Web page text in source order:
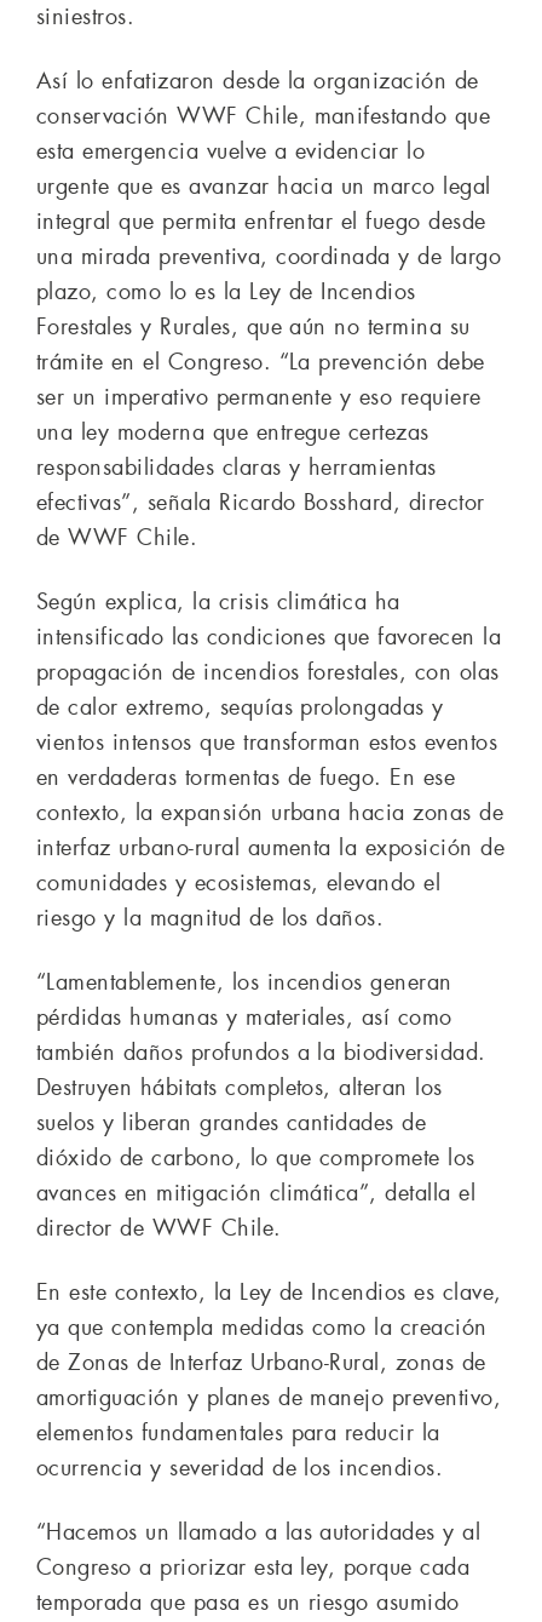
siniestros.
Así lo enfatizaron desde la organización de
conservación WWF Chile, manifestando que
esta emergencia vuelve a evidenciar lo
urgente que es avanzar hacia un marco legal
integral que permita enfrentar el fuego desde
una mirada preventiva, coordinada y de largo
plazo, como lo es la Ley de Incendios
Forestales y Rurales, que aún no termina su
trámite en el Congreso. “La prevención debe
ser un imperativo permanente y eso requiere
una ley moderna que entregue certezas
responsabilidades claras y herramientas
efectivas”, señala Ricardo Bosshard, director
de WWF Chile.
Según explica, la crisis climática ha
intensificado las condiciones que favorecen la
propagación de incendios forestales, con olas
de calor extremo, sequías prolongadas y
vientos intensos que transforman estos eventos
en verdaderas tormentas de fuego. En ese
contexto, la expansión urbana hacia zonas de
interfaz urbano-rural aumenta la exposición de
comunidades y ecosistemas, elevando el
riesgo y la magnitud de los daños.
“Lamentablemente, los incendios generan
pérdidas humanas y materiales, así como
también daños profundos a la biodiversidad.
Destruyen hábitats completos, alteran los
suelos y liberan grandes cantidades de
dióxido de carbono, lo que compromete los
avances en mitigación climática”, detalla el
director de WWF Chile.
En este contexto, la Ley de Incendios es clave,
ya que contempla medidas como la creación
de Zonas de Interfaz Urbano-Rural, zonas de
amortiguación y planes de manejo preventivo,
elementos fundamentales para reducir la
ocurrencia y severidad de los incendios.
“Hacemos un llamado a las autoridades y al
Congreso a priorizar esta ley, porque cada
temporada que pasa es un riesgo asumido